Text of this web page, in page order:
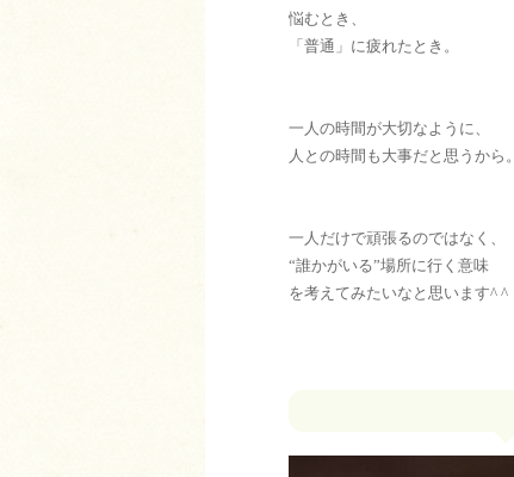
悩むとき、
「普通」に疲れたとき。
一人の時間が大切なように、
人との時間も大事だと思うから。
一人だけで頑張るのではなく、
“誰かがいる”場所に行く意味
を考えてみたいなと思います^ ^